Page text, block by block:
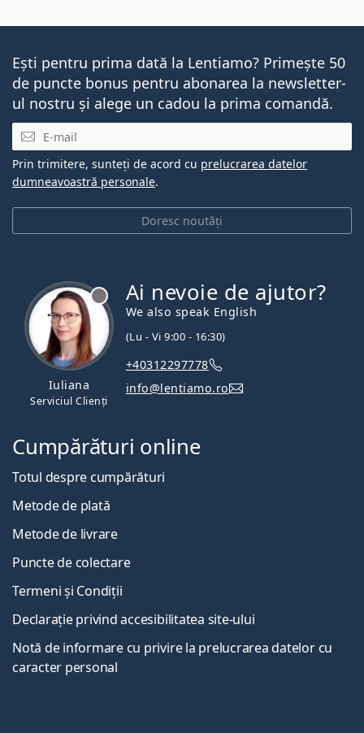
Ești pentru prima dată la Lentiamo? Primește 50
de puncte bonus pentru abonarea la newsletter-
ul nostru și alege un cadou la prima comandă.
E-mail
Doresc noutăți
Prin trimitere, sunteți de acord cu prelucrarea datelor
dumneavoastră personale.
Iuliana
Serviciul Clienți
Ai nevoie de ajutor?
We also speak English
(Lu - Vi 9:00 - 16:30)
+40312297778
info@lentiamo.ro
Cumpărături online
Totul despre cumpărături
Metode de plată
Metode de livrare
Puncte de colectare
Termeni și Condiții
Declarație privind accesibilitatea site-ului
Notă de informare cu privire la prelucrarea datelor cu
caracter personal